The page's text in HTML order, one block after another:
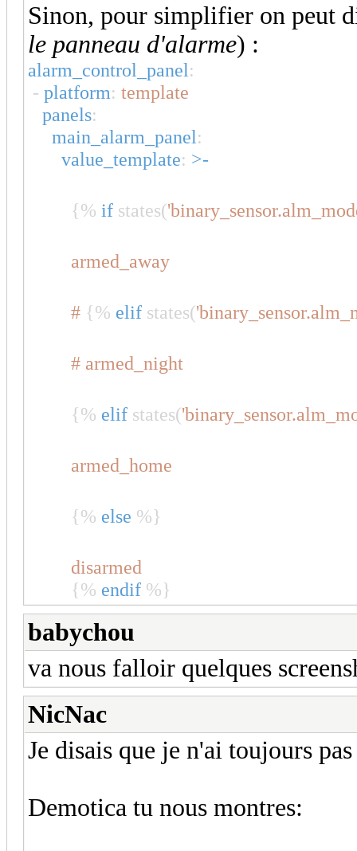
Sinon, pour simplifier on peut
le panneau d'alarme) :
alarm_control_panel:
- platform: template
panels:
main_alarm_panel:
value_template: >-
{% if states(
armed_away
# {% elif states(
# armed_night
{% elif states(
armed_home
{% else %}
disarmed
{% endif %}
babychou
va nous falloir quelques
NicNac
Je disais que je n'ai toujours
Demotica tu nous montres: